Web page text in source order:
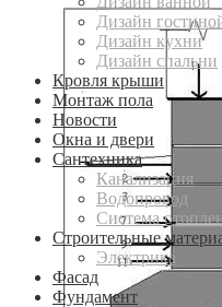
Дизайн
Дизайн кухни
Дизайн спальни
Кровля крыши
Монтаж пола
Новости
Окна и двери
Сантехника
Канализация
Водопровод
Система
Строительные
Электрика
Фасад
Фундамент